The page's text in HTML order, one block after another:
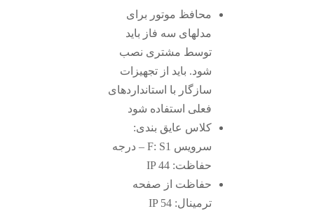
محافظ موتور برای
مدلهای سه فاز باید
توسط مشتری نصب
شود. باید از تجهیزات
سازگار با استانداردهای
فعلی استفاده شود
کلاس عایق بندی:
سرویس F: S1 – درجه
حفاظت: IP 44
حفاظت از صفحه
ترمینال: IP 54